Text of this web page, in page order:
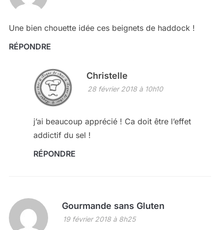
Une bien chouette idée ces beignets de haddock !
RÉPONDRE
Christelle
28 février 2018 à 10h10
j’ai beaucoup apprécié ! Ca doit être l’effet
addictif du sel !
RÉPONDRE
Gourmande sans Gluten
19 février 2018 à 8h25